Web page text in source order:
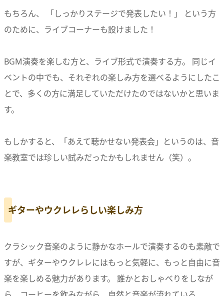
もちろん、 「しっかりステージで発表したい！」 という方
のために、ライブコーナーも設けました！
BGM演奏を楽しむ方と、ライブ形式で演奏する方。 同じイ
ベントの中でも、それぞれの楽しみ方を選べるようにしたこ
とで、多くの方に満足していただけたのではないかと思いま
す。
もしかすると、「あえて聴かせない発表会」というのは、音
楽教室では珍しい試みだったかもしれません（笑）。
ギターやウクレレらしい楽しみ方
クラシック音楽のように静かなホールで演奏するのも素敵で
すが、ギターやウクレレにはもっと気軽に、もっと自由に音
楽を楽しめる魅力があります。 誰かとおしゃべりをしなが